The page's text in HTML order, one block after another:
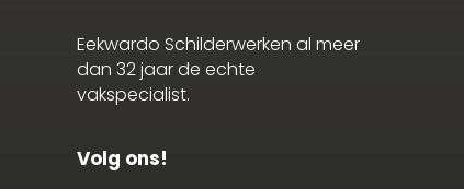
Eekwardo Schilderwerken al meer
dan 32 jaar de echte
vakspecialist.
Volg ons!